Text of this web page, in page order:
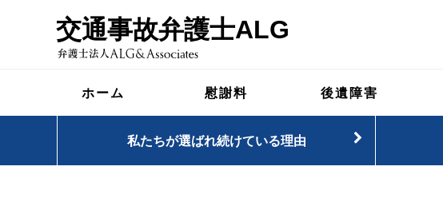
交通事故弁護士ALG
ホーム 慰謝料 後遺障害
私たちが選ばれ続けている理由